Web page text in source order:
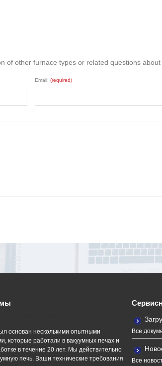
of other furnace types or related questions
Email: (required)
основан несколькими опытными
которые работали в вакуумных печах и
в течение 20 лет. Мы действительно
печь. Ваши технические требования
Все
Все